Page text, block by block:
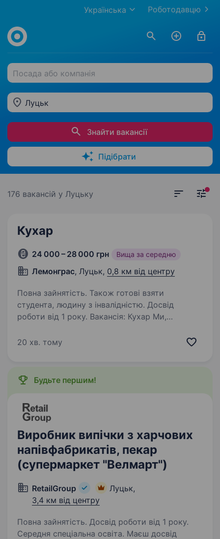
Роботодавцю
Українська
Посада або компанія
Луцьк
Знайти вакансії
Підібрати
176 вакансій у Луцьку
Кухар
24 000 – 28 000 грн Вища за середню
Лемонграс, Луцьк, 0,8 км від центру
Повна зайнятість. Також готові взяти
студента, людину з інвалідністю. Досвід
роботи від 1 року. Вакансія: Кухар Ми,
кухаря для нашого закладу громадського
в команді. Відповідальність,…
20 хв. тому
Будьте першим!
Виробник випічки з харчових
напівфабрикатів, пекар
(супермаркет "Велмарт")
RetailGroup
Луцьк,
3,4 км від центру
Повна зайнятість. Досвід роботи від 1 року.
Середня спеціальна освіта. Маєш досвід